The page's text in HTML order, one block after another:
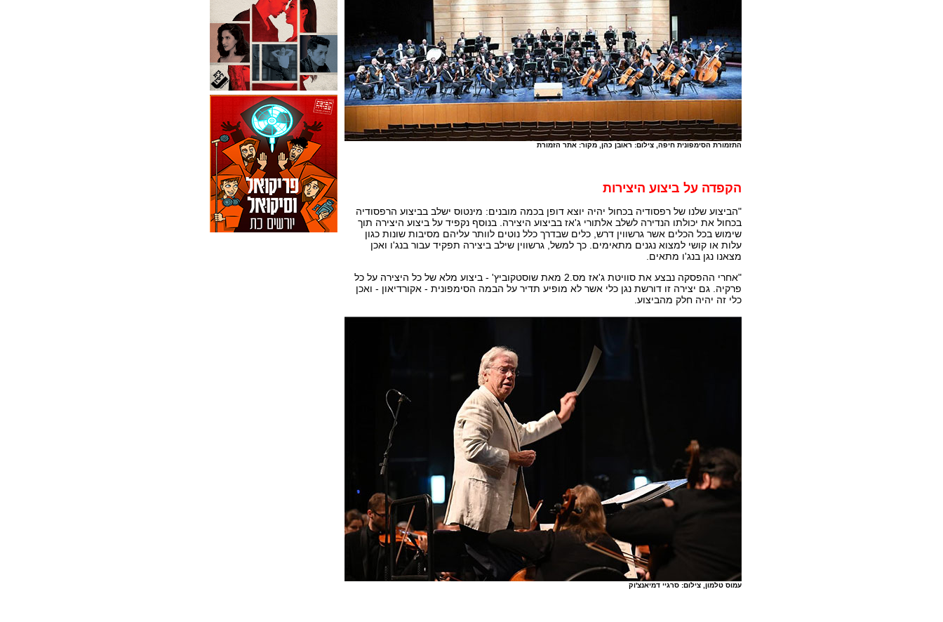
התזמורת הסימפונית חיפה, צילום: ראובן כהן, מקור: אתר הזמורת
הקפדה על ביצוע היצירות
"הביצוע שלנו של רפסודיה בכחול יהיה יוצא דופן בכמה מובנים: מינטוס ישלב בביצוע הרפסודיה
בכחול את יכולתו הנדירה לשלב אלתורי ג'אז בביצוע היצירה. בנוסף נקפיד על ביצוע היצירה תוך
שימוש בכל הכלים אשר גרשווין דרש, כלים שבדרך כלל נוטים לוותר עליהם מסיבות שונות כגון
עלות או קושי למצוא נגנים מתאימים. כך למשל, גרשווין שילב ביצירה תפקיד עבור בנג'ו ואכן
מצאנו נגן בנג'ו מתאים.
"אחרי ההפסקה נבצע את סוויטת ג'אז מס.2 מאת שוסטקוביץ' - ביצוע מלא של כל היצירה על כל
פרקיה. גם יצירה זו דורשת נגן כלי אשר לא מופיע תדיר על הבמה הסימפונית - אקורדיאון - ואכן
כלי זה יהיה חלק מהביצוע.
עמוס טלמון, צילום: סרגיי דמיאנצ'וק